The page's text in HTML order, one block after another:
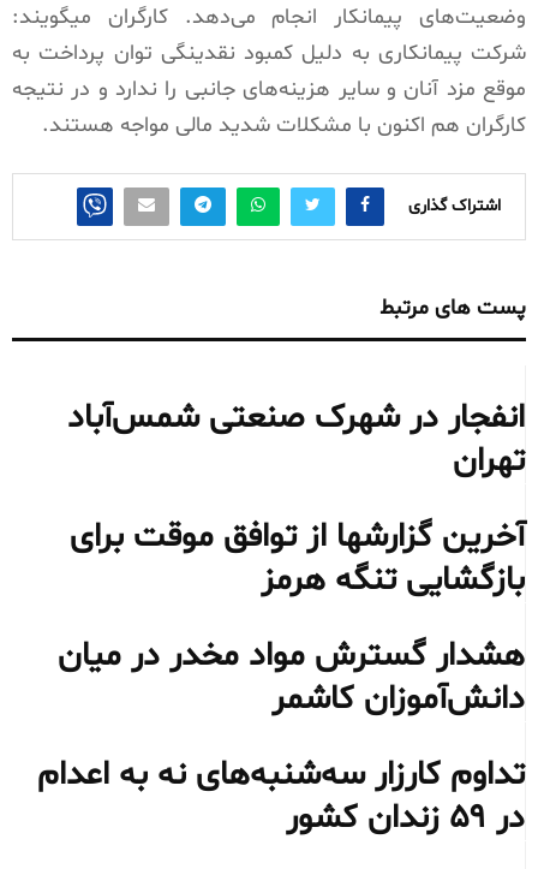
وضعیت‌های پیمانکار انجام می‌دهد. کارگران میگویند:
شرکت پیمانکاری به دلیل کمبود نقدینگی توان پرداخت به
موقع مزد آنان و سایر هزینه‌های جانبی را ندارد و در نتیجه
کارگران هم اکنون با مشکلات شدید مالی مواجه هستند.
اشتراک گذاری
پست های مرتبط
انفجار در شهرک صنعتی شمس‌آباد
تهران
آخرین گزارشها از توافق موقت برای
بازگشایی تنگه هرمز
هشدار گسترش مواد مخدر در میان
دانش‌آموزان کاشمر
تداوم کارزار سه‌شنبه‌های نه به اعدام
در ۵۹ زندان کشور